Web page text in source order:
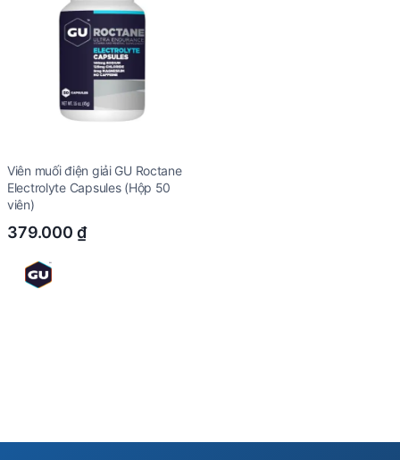
Viên muối điện giải GU Roctane
Electrolyte Capsules (Hộp 50
viên)
379.000 ₫